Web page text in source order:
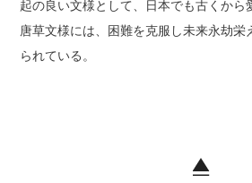
起の良い文様として、日本でも古くから
唐草文様には、困難を克服し未来永劫栄
られている。